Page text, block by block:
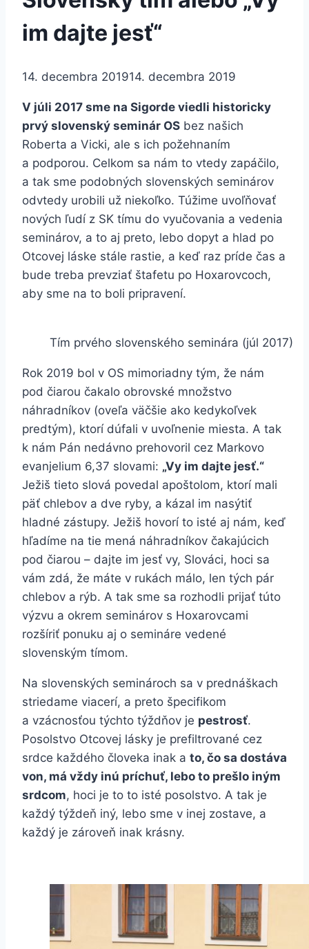
im dajte jesť“
14. decembra 201914. decembra 2019
V júli 2017 sme na Sigorde viedli historicky
prvý slovenský seminár OS bez našich
Roberta a Vicki, ale s ich požehnaním
a podporou. Celkom sa nám to vtedy zapáčilo,
a tak sme podobných slovenských seminárov
odvtedy urobili už niekoľko. Túžime uvoľňovať
nových ľudí z SK tímu do vyučovania a vedenia
seminárov, a to aj preto, lebo dopyt a hlad po
Otcovej láske stále rastie, a keď raz príde čas a
bude treba prevziať štafetu po Hoxarovcoch,
aby sme na to boli pripravení.
Tím prvého slovenského seminára (júl 2017)
Rok 2019 bol v OS mimoriadny tým, že nám
pod čiarou čakalo obrovské množstvo
náhradníkov (oveľa väčšie ako kedykoľvek
predtým), ktorí dúfali v uvoľnenie miesta. A tak
k nám Pán nedávno prehovoril cez Markovo
evanjelium 6,37 slovami: „Vy im dajte jesť.“
Ježiš tieto slová povedal apoštolom, ktorí mali
päť chlebov a dve ryby, a kázal im nasýtiť
hladné zástupy. Ježiš hovorí to isté aj nám, keď
hľadíme na tie mená náhradníkov čakajúcich
pod čiarou – dajte im jesť vy, Slováci, hoci sa
vám zdá, že máte v rukách málo, len tých pár
chlebov a rýb. A tak sme sa rozhodli prijať túto
výzvu a okrem seminárov s Hoxarovcami
rozšíriť ponuku aj o semináre vedené
slovenským tímom.
Na slovenských seminároch sa v prednáškach
striedame viacerí, a preto špecifikom
a vzácnosťou týchto týždňov je pestrosť.
Posolstvo Otcovej lásky je prefiltrované cez
srdce každého človeka inak a to, čo sa dostáva
von, má vždy inú príchuť, lebo to prešlo iným
srdcom, hoci je to to isté posolstvo. A tak je
každý týždeň iný, lebo sme v inej zostave, a
každý je zároveň inak krásny.